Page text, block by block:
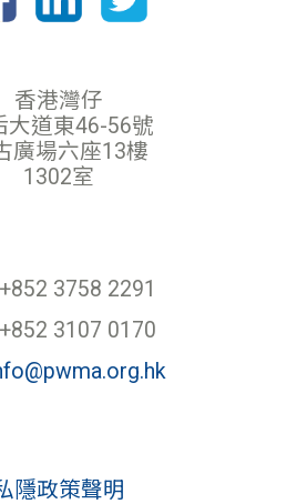
香港灣仔
大道東46-56號
廣場六座13樓
1302室
+852 3758 2291
+852 3107 0170
隱政策聲明